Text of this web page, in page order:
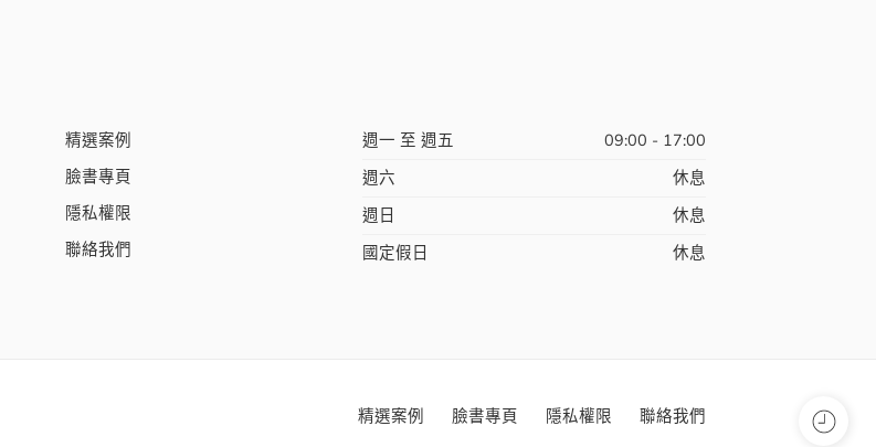
精選案例
臉書專頁
隱私權限
聯絡我們
週一 至 週五
09:00 - 17:00
週六
休息
週日
休息
國定假日
休息
精選案例 臉書專頁 隱私權限 聯絡我們